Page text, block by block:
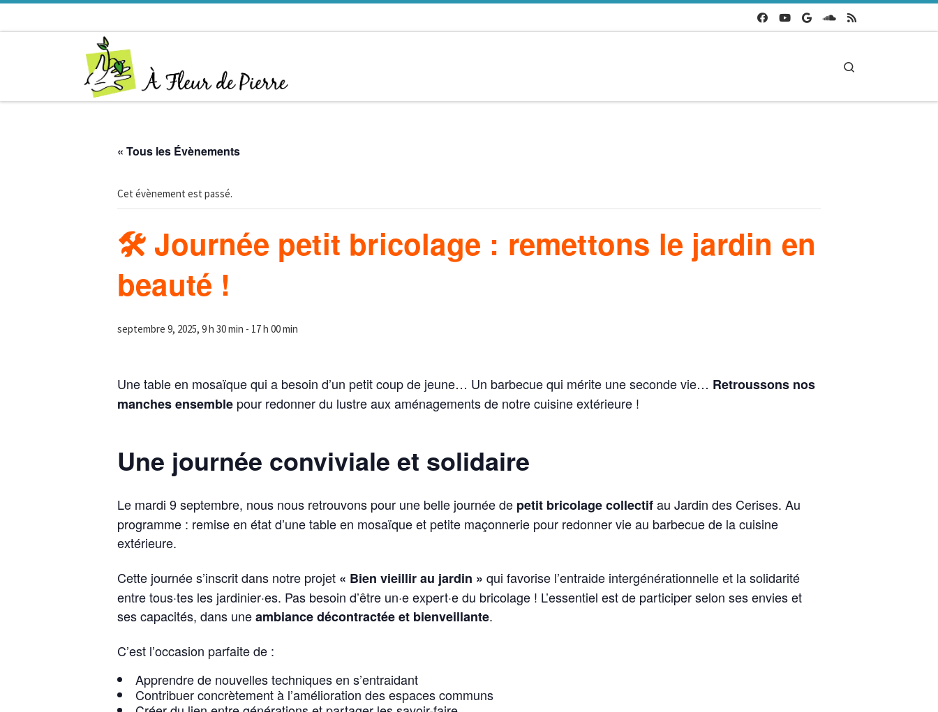
« Tous les Évènements
Cet évènement est passé.
🛠️ Journée petit bricolage : remettons le jardin en
beauté !
septembre 9, 2025, 9 h 30 min - 17 h 00 min
Une table en mosaïque qui a besoin d’un petit coup de jeune… Un barbecue qui mérite une seconde vie… Retroussons nos
manches ensemble pour redonner du lustre aux aménagements de notre cuisine extérieure !
Une journée conviviale et solidaire
Le mardi 9 septembre, nous nous retrouvons pour une belle journée de petit bricolage collectifau Jardin des Cerises. Au
programme : remise en état d’une table en mosaïque et petite maçonnerie pour redonner vie au barbecue de la cuisine
extérieure.
Cette journée s’inscrit dans notre projet « Bien vieillir au jardin » qui favorise l’entraide intergénérationnelle et la solidarité
entre tous·tes les jardinier·es. Pas besoin d’être un·e expert·e du bricolage ! L’essentiel est de participer selon ses envies et
ses capacités, dans uneambiance décontractée et bienveillante.
C’est l’occasion parfaite de :
Apprendre de nouvelles techniques en s’entraidant
Contribuer concrètement à l’amélioration des espaces communs